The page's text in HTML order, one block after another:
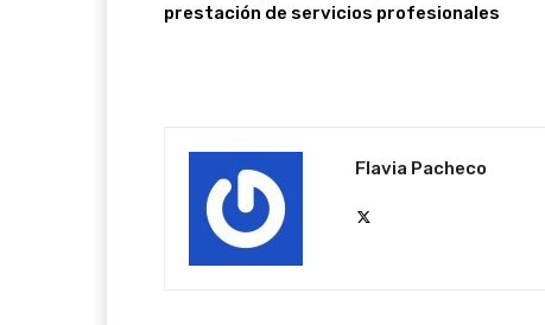
prestación de servicios profesionales
Flavia Pacheco